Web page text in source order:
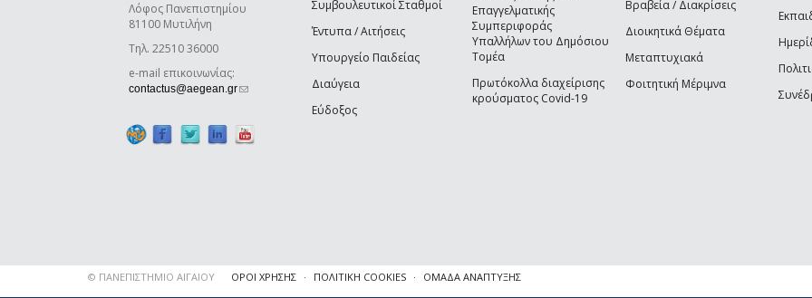
Λόφος Πανεπιστημίου
81100 Μυτιλήνη
Τηλ. 22510 36000
e-mail επικοινωνίας:
contactus@aegean.gr(link sends e-mail)
Συμβουλευτικοί Σταθμοί
Έντυπα / Αιτήσεις
Υπουργείο Παιδείας
Διαύγεια
Εύδοξος
Επαγγελματικής
Συμπεριφοράς
Υπαλλήλων του Δημόσιου
Τομέα
Πρωτόκολλα διαχείρισης
κρούσματος Covid-19
Βραβεία / Διακρίσεις
Διοικητικά Θέματα
Μεταπτυχιακά
Φοιτητική Μέριμνα
© ΠΑΝΕΠΙΣΤΗΜΙΟ ΑΙΓΑΙΟΥ ΟΡΟΙ ΧΡΗΣΗΣ ΠΟΛΙΤΙΚΗ COOKIES ΟΜΑΔΑ ΑΝΑΠΤΥΞΗΣ